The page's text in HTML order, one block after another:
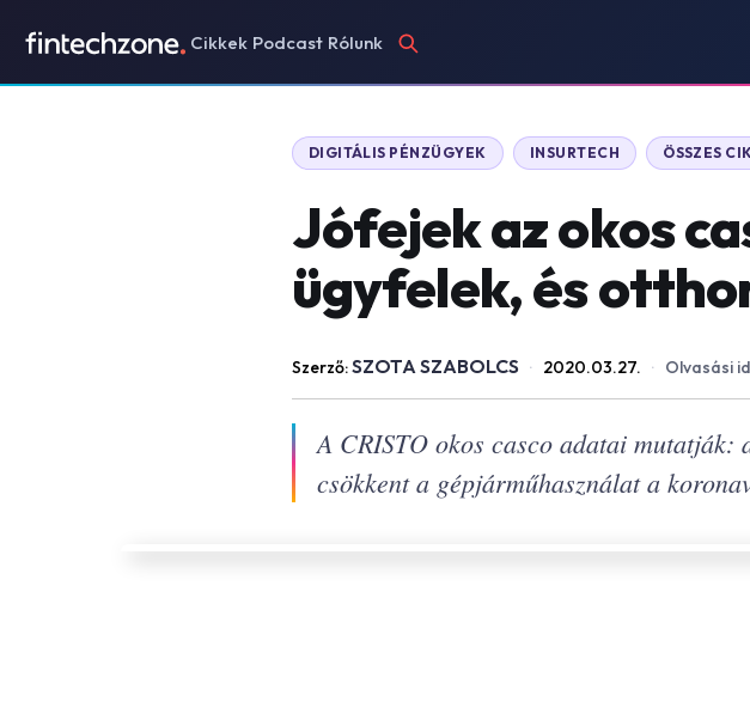
Cikkek Podcast Rólunk
DIGITÁLIS PÉNZÜGYEK INSURTECH ÖSSZES
Jófejek az okos
ügyfelek, és
Szerző:SZOTA SZABOLCS · 2020.03.27. · Olvasási
A CRISTO okos casco adatai mutatják:
csökkent a gépjárműhasználat a